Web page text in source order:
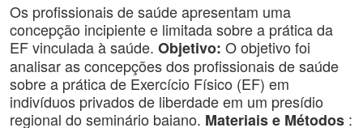
Os profissionais de saúde apresentam uma
concepção incipiente e limitada sobre a prática da
EF vinculada à saúde. Objetivo: O objetivo foi
analisar as concepções dos profissionais de saúde
sobre a prática de Exercício Físico (EF) em
indivíduos privados de liberdade em um presídio
regional do seminário baiano. Materiais e Métodos :